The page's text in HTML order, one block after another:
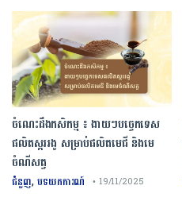
ចំណេះដឹងកសិកម្ម ៖ ងាយៗបច្ចេកទេស
ផលិតស្កររងូ សម្រាប់ផលិតមេជី និងមេ
ចំណីសត្វ
ជំនួញ,បទយកការណ៍ • 19/11/2025